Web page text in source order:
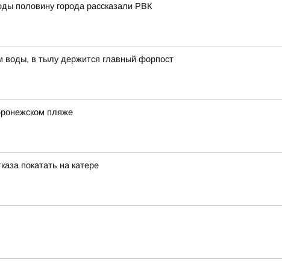
половину города рассказали РВК
воды, в тылу держится главный форпост
пляже
покатать на катере